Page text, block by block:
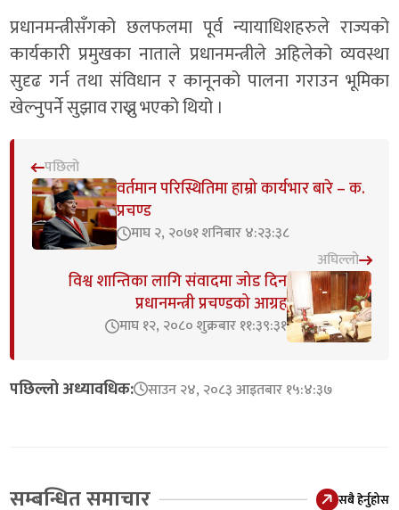
प्रधानमन्त्रीसँगको छलफलमा पूर्व न्यायाधिशहरुले राज्यको
कार्यकारी प्रमुखका नाताले प्रधानमन्त्रीले अहिलेको व्यवस्था
सुदृढ गर्न तथा संविधान र कानूनको पालना गराउन भूमिका
खेल्नुपर्ने सुझाव राख्नु भएको थियो ।
पछिलो
वर्तमान परिस्थितिमा हाम्रो कार्यभार बारे – क.
प्रचण्ड
माघ २, २०७१ शनिबार ४:२३:३८
अघिल्लो
विश्व शान्तिका लागि संवादमा जोड दिन
प्रधानमन्त्री प्रचण्डको आग्रह
माघ १२, २०८० शुक्रबार ११:३९:३१
पछिल्लो अध्यावधिक: साउन २४, २०८३ आइतबार १५:४:३७
सम्बन्धित समाचार सबै हेर्नुहोस